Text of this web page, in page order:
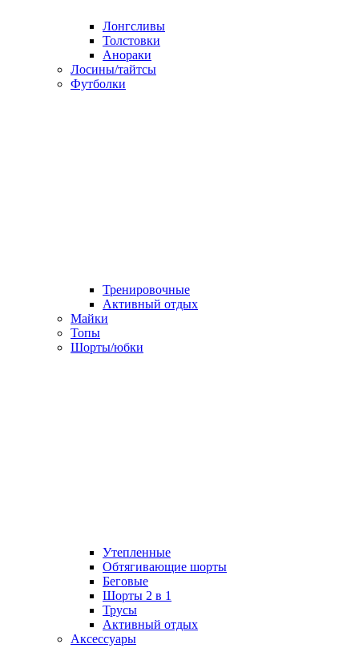
Лонгсливы
Толстовки
Анораки
Лосины/тайтсы
Футболки
Тренировочные
Активный отдых
Майки
Топы
Шорты/юбки
Утепленные
Обтягивающие шорты
Беговые
Шорты 2 в 1
Трусы
Активный отдых
Аксессуары